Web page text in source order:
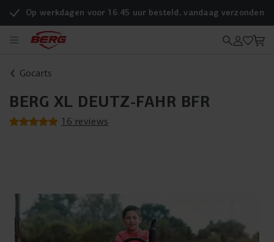
Op werkdagen voor 16.45 uur besteld, vandaag verzonden
Gocarts
BERG XL DEUTZ-FAHR BFR
16 reviews